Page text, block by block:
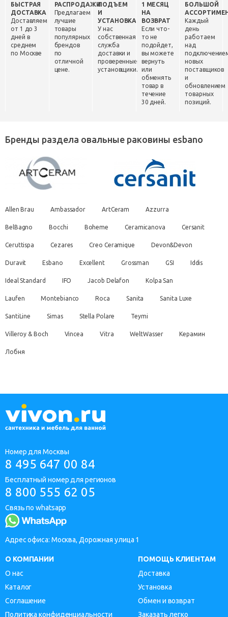
БЫСТРАЯ
ДОСТАВКА
Доставляем
от 1 до 3
дней в
среднем
по Москве
РАСПРОДАЖИ
Предлагаем
лучшие
товары
популярных
брендов
по
отличной
цене.
ПОДЪЕМ
И
УСТАНОВКА
У нас
собственная
служба
доставки и
проверенные
установщики.
1 МЕСЯЦ
НА
ВОЗВРАТ
Если что-
то не
подойдет,
вы можете
вернуть
или
обменять
товар в
течение
30 дней.
БОЛЬШОЙ
Каждый
день
работаем
над
новых
поставщиков
и
обновлением
товарных
позиций.
Бренды раздела овальные раковины esbano
Allen Brau Ambassador ArtCeram Azzurra
BelBagno Bocchi Boheme Ceramicanova Cersanit
Ceruttispa Cezares Creo Ceramique Devon&Devon
Duravit Esbano Excellent Grossman GSI Iddis
Ideal Standard IFO Jacob Delafon Kolpa San
Laufen Montebianco Roca Sanita Sanita Luxe
SantiLine Simas Stella Polare Teymi
Villeroy & Boch Vincea Vitra WeltWasser Керамин
Лобня
Номер для Москвы
8 495 647 00 84
Бесплатный номер для регионов
8 800 555 62 05
Связь по whatsapp
Адрес офиса: Москва, Дорожная улица 1
О КОМПАНИИ
О нас
Каталог
Соглашение
Политика конфиденциальности
ПОМОЩЬ КЛИЕНТАМ
Доставка
Установка
Обмен и возврат
Заказать легко